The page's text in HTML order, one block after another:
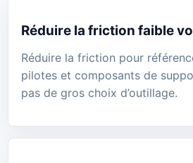
Réduire la friction faible
Réduire la friction pour
pilotes et composants de
pas de gros choix d’outillage.